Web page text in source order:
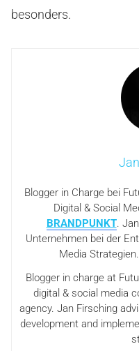
besonders.
Blogger in Charge bei
Digital & Social
BRANDPUNKT.
Unternehmen bei der
Media Strategien.
Blogger in charge at
digital & social media
agency. Jan Firsching
development and